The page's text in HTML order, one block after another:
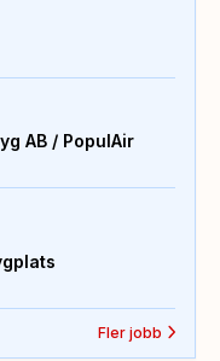
AB / PopulAir
Fler jobb